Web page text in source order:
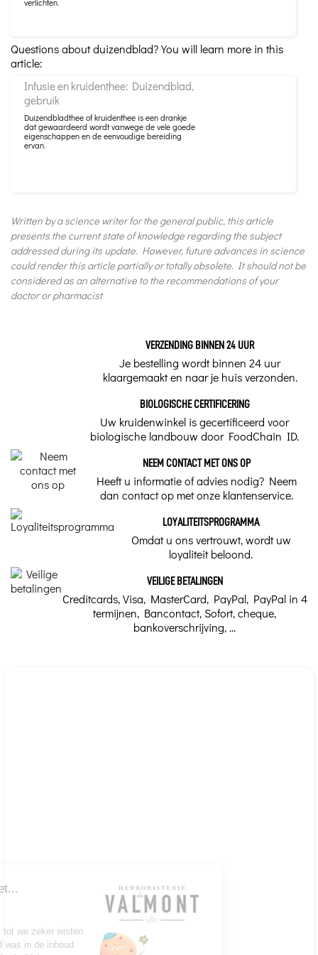
Hallo, wij zijn het...
We hebben gewacht tot we zeker wisten
dat u geïnteresseerd was in de inhoud
verlichten.
Questions about duizendblad? You will learn more in this
article:
Infusie en kruidenthee: Duizendblad,
gebruik
Duizendbladthee of kruidenthee is een drankje
dat gewaardeerd wordt vanwege de vele goede
eigenschappen en de eenvoudige bereiding
ervan.
Written by a science writer for the general public, this article
presents the current state of knowledge regarding the subject
addressed during its update. However, future advances in science
could render this article partially or totally obsolete. It should not be
considered as an alternative to the recommendations of your
doctor or pharmacist
VERZENDING BINNEN 24 UUR
Je bestelling wordt binnen 24 uur
klaargemaakt en naar je huis verzonden.
BIOLOGISCHE CERTIFICERING
Uw kruidenwinkel is gecertificeerd voor
biologische landbouw door FoodChain ID.
NEEM CONTACT MET ONS OP
Heeft u informatie of advies nodig? Neem
dan contact op met onze klantenservice.
LOYALITEITSPROGRAMMA
Omdat u ons vertrouwt, wordt uw
loyaliteit beloond.
VEILIGE BETALINGEN
Creditcards, Visa, MasterCard, PayPal, PayPal in 4
termijnen, Bancontact, Sofort, cheque,
bankoverschrijving, ...